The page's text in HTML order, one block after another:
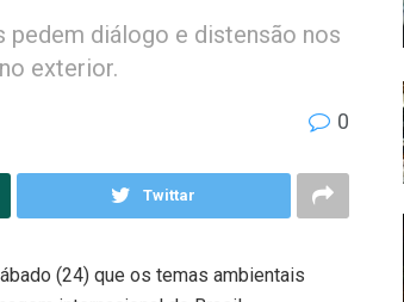
pedem diálogo e distensão nos
exterior.
0
Twittar
(24) que os temas ambientais